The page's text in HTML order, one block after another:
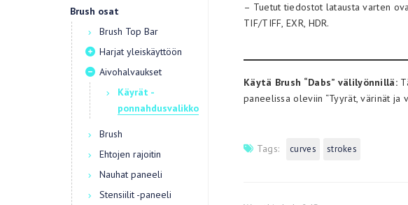
Brush osat
Brush Top Bar
Harjat yleiskäyttöön
Aivohalvaukset
Käyrät -
ponnahdusvalikko
Brush
Ehtojen rajoitin
Nauhat paneeli
Stensiilit -paneeli
– Tuetut tiedostot latausta varten
TIF/TIFF, EXR, HDR.
Käytä Brush “Dabs” välilyönnillä:
paneelissa oleviin “Tyyrät, värinät ja
Tags: curves strokes